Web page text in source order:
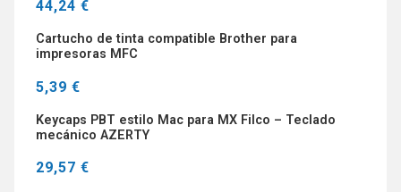
44,24 €
Cartucho de tinta compatible Brother para
impresoras MFC
5,39 €
Keycaps PBT estilo Mac para MX Filco – Teclado
mecánico AZERTY
29,57 €